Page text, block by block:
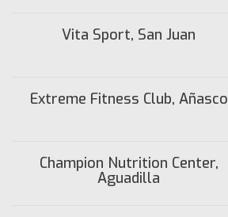
Vita Sport, San Juan
Extreme Fitness Club, Añasco
Champion Nutrition Center,
Aguadilla